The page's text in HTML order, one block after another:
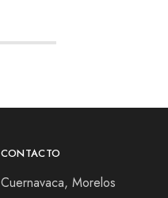
CONTACTO
Cuernavaca, Morelos